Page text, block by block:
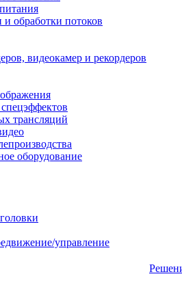
обработки потоков
видеокамер и рекордеров
трансляций
оборудование
управление